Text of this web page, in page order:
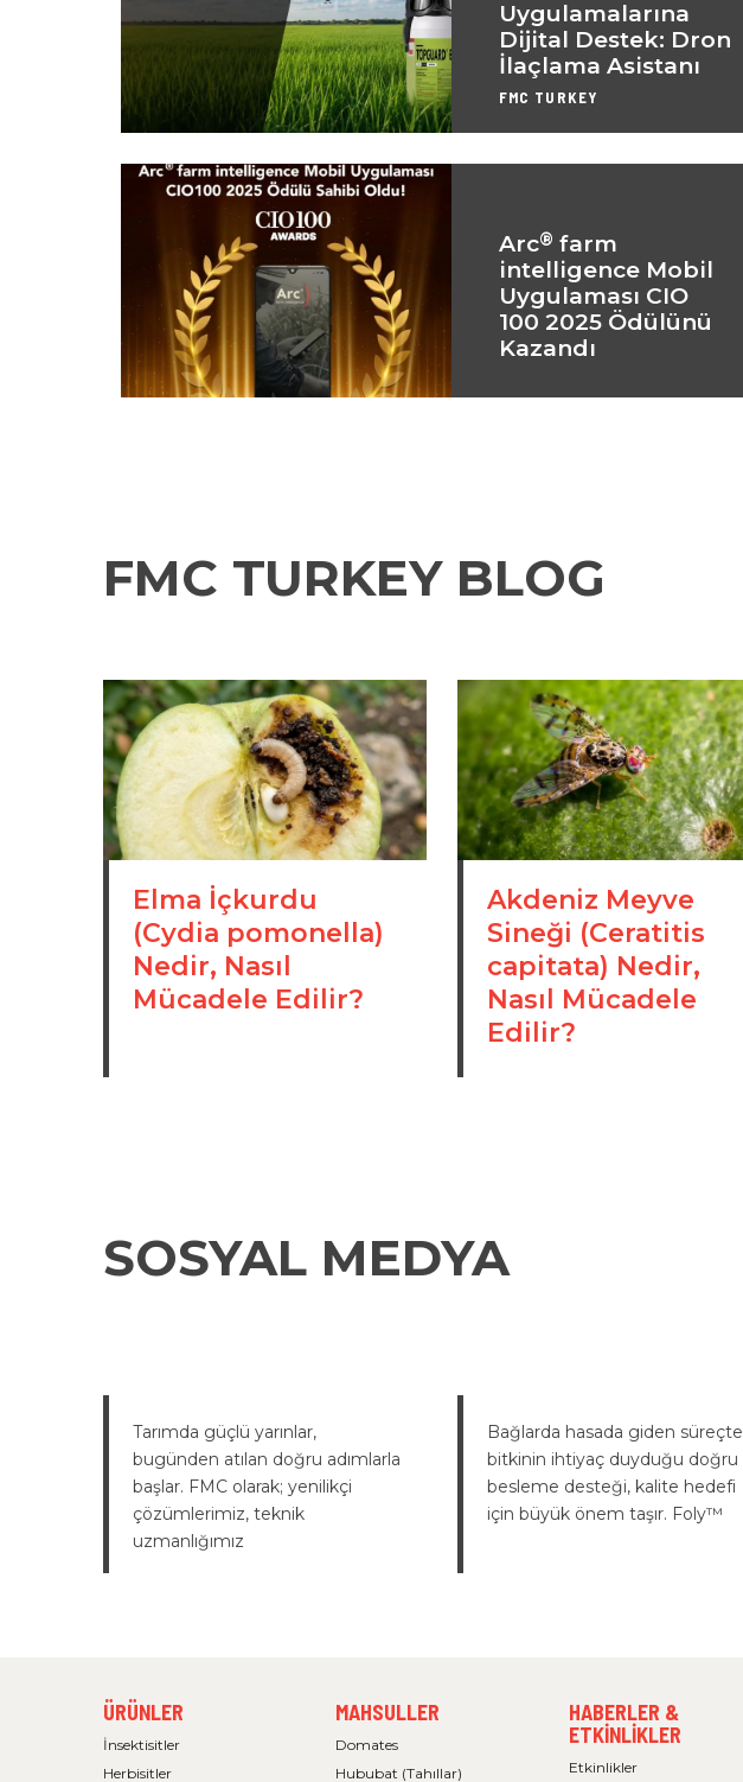
FMC TURKEY
Uygulamalarına
Dijital Destek: Dron
İlaçlama Asistanı
Arc® farm
intelligence Mobil
Uygulaması CIO
100 2025 Ödülünü
Kazandı
FMC TURKEY BLOG
Elma İçkurdu
(Cydia pomonella)
Nedir, Nasıl
Mücadele Edilir?
Akdeniz Meyve
Sineği (Ceratitis
capitata) Nedir,
Nasıl Mücadele
Edilir?
SOSYAL MEDYA
Tarımda güçlü yarınlar,
bugünden atılan doğru adımlarla
başlar. FMC olarak; yenilikçi
çözümlerimiz, teknik
uzmanlığımız
Bağlarda hasada giden süreçte
bitkinin ihtiyaç duyduğu doğru
besleme desteği, kalite hedefi
için büyük önem taşır. Foly™
FOOTER MENU 1
ÜRÜNLER
İnsektisitler
Herbisitler
FOOTER MENU 2
MAHSULLER
Domates
Hububat (Tahıllar)
FOOTER MENU 3
HABERLER &
ETKINLIKLER
Etkinlikler